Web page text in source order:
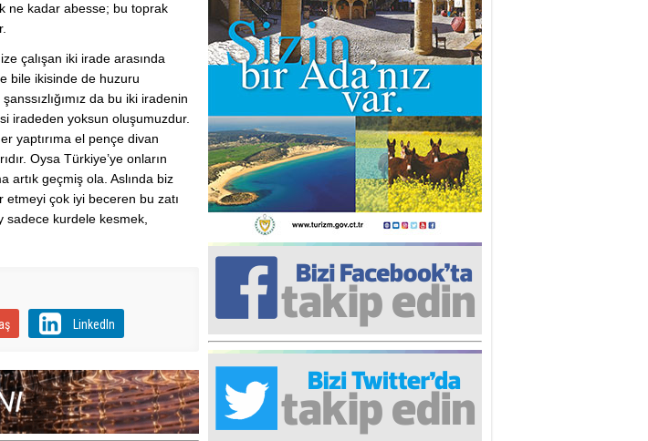
ne kadar abesse; bu toprak
çalışan iki irade arasında
bile ikisinde de huzuru
da bu iki iradenin
iradeden yoksun oluşumuzdur.
yaptırıma el pençe divan
Oysa Türkiye’ye onların
artık geçmiş ola. Aslında biz
çok iyi beceren bu zatı
sadece kurdele kesmek,
LinkedIn
Fatma Baysal
SURLAR İÇİ’NDE KOLAYDIR ÖLMEK
Ediz TUNCEL
Göz göre göre…
Taner ULUTAŞ
İnşallah St. Lois ile Hakkaido
Adası gibi olmayız !...
Ali KİŞMİR
FIRSAT VE KORKU
Turgut ÇALICI
İki Lakırdı da benden!
Yrd. Doç. Ercan HOŞKARA
Yatırım Yapmazsan Var Olamazsın:
Hedefteki Kurum Kıb-Tek
Rana Sarro
Başıma gelen skandal olayı